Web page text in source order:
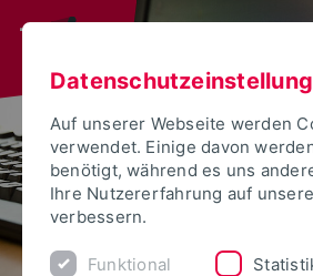
Auf unserer Webseite werden
verwendet. Einige davon
benötigt, während es uns
Ihre Nutzererfahrung auf
verbessern.
Funktional